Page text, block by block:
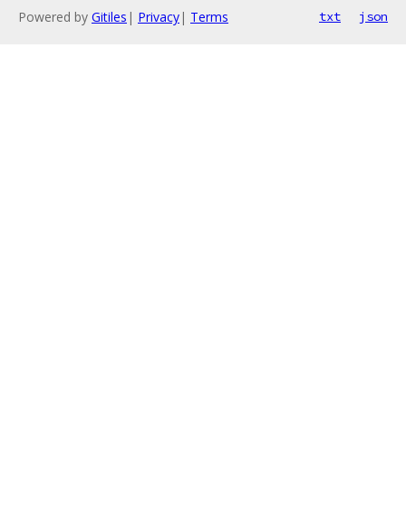
Powered by Gitiles | Privacy| Terms txt json